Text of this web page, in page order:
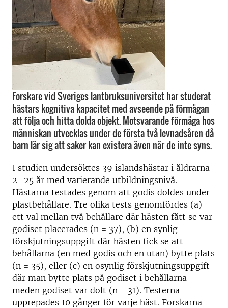
Forskare vid Sveriges lantbruksuniversitet har studerat
hästars kognitiva kapacitet med avseende på förmågan
att följa och hitta dolda objekt. Motsvarande förmåga hos
människan utvecklas under de första två levnadsåren då
barn lär sig att saker kan existera även när de inte syns.
I studien undersöktes 39 islandshästar i åldrarna
2–25 år med varierande utbildningsnivå.
Hästarna testades genom att godis doldes under
plastbehållare. Tre olika tests genomfördes (a)
ett val mellan två behållare där hästen fått se var
godiset placerades (n = 37), (b) en synlig
förskjutningsuppgift där hästen fick se att
behållarna (en med godis och en utan) bytte plats
(n = 35), eller (c) en osynlig förskjutningsuppgift
där man bytte plats på godiset i behållarna
meden godiset var dolt (n = 31). Testerna
upprepades 10 gånger för varje häst. Forskarna